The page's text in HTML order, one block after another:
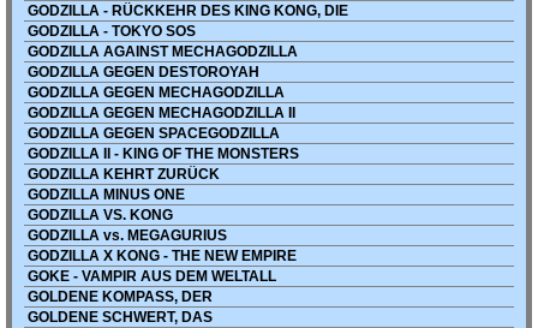
GODZILLA - RÜCKKEHR DES KING KONG, DIE
GODZILLA - TOKYO SOS
GODZILLA AGAINST MECHAGODZILLA
GODZILLA GEGEN DESTOROYAH
GODZILLA GEGEN MECHAGODZILLA
GODZILLA GEGEN MECHAGODZILLA II
GODZILLA GEGEN SPACEGODZILLA
GODZILLA II - KING OF THE MONSTERS
GODZILLA KEHRT ZURÜCK
GODZILLA MINUS ONE
GODZILLA VS. KONG
GODZILLA vs. MEGAGURIUS
GODZILLA X KONG - THE NEW EMPIRE
GOKE - VAMPIR AUS DEM WELTALL
GOLDENE KOMPASS, DER
GOLDENE SCHWERT, DAS